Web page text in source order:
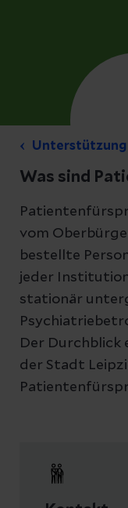
Was sind
vom
bestellte
jeder
stationär
Der Durchblick
der Stadt